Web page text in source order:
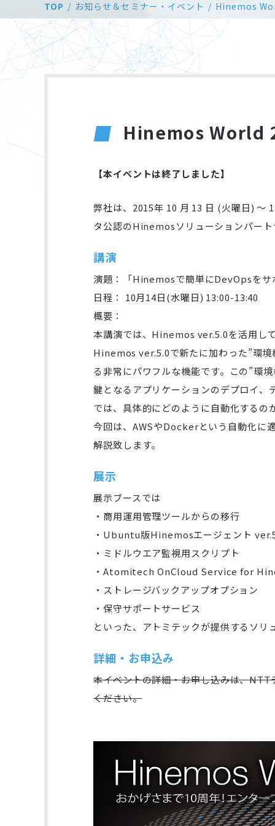
TOP お知らせ＆セミナー・イベント Hinemos
Hinemos World
【本イベントは終了しました】
弊社は、2015年 10 月 13 日 (火曜日)
タ公認のHinemosソリューションパー
講演
演題：「Hinemosで簡単にDevOpsをサ
日程： 10月14日(水曜日) 13:00-13:40
概要：
本講演では、Hinemos ver.5.0を活用し
Hinemos ver.5.0で新たに加わった”環
る非常にパワフルな機能です。この”環
鍵となるアプリケーションのデプロイ、
では、具体的にどのように自動化するの
今回は、AWSやDockerという自動化に
解説致します。
展示
展示ブースでは
・商用運用管理ツールからの移行
・Ubuntu版Hinemosエージェント
・ミドルウエア監視用スクリプト
・Atomitech OnCloud Service for
・ストレージバックアップオプション
・保守サポートサービス
といった、アトミテックが提供するソ
詳細・お申込み
本イベントの詳細・お申し込みは、
ください。